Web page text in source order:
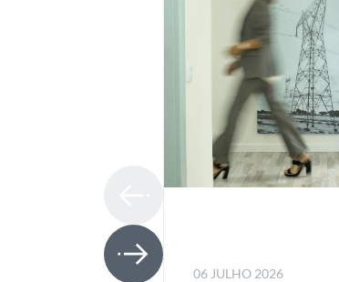
06 JULHO 2026